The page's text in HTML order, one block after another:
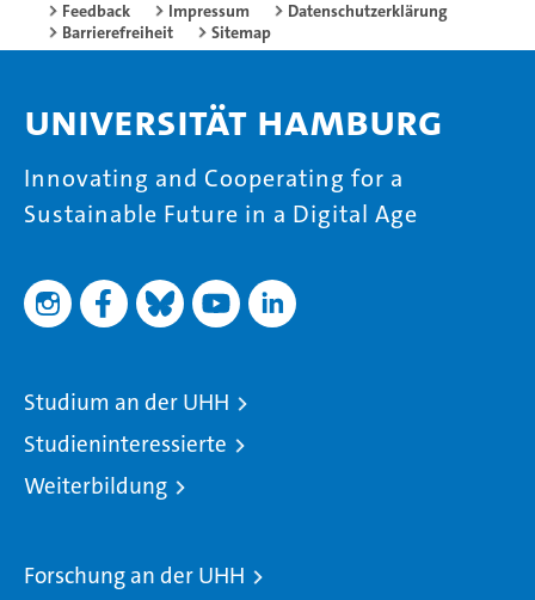
Feedback
Impressum
Datenschutzerklärung
Barrierefreiheit
Sitemap
Universität Hamburg
Innovating and Cooperating for a
Sustainable Future in a Digital Age
Studium an der UHH
Studieninteressierte
Weiterbildung
Forschung an der UHH